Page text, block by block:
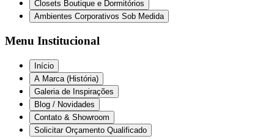
Closets Boutique e Dormitórios
Ambientes Corporativos Sob Medida
Menu Institucional
Início
A Marca (História)
Galeria de Inspirações
Blog / Novidades
Contato & Showroom
Solicitar Orçamento Qualificado